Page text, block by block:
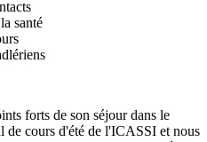
santé
forts de son séjour dans le
de cours d'été de l'ICASSI et nous